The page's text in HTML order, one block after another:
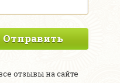
Отправить
отзывы на сайте